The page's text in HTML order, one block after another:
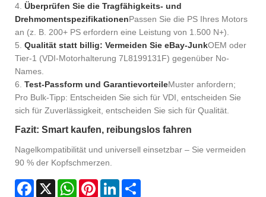
4. Überprüfen Sie die Tragfähigkeits- und
DrehmomentspezifikationenPassen Sie die PS Ihres Motors
an (z. B. 200+ PS erfordern eine Leistung von 1.500 N+).
5. Qualität statt billig: Vermeiden Sie eBay-JunkOEM oder
Tier-1 (VDI-Motorhalterung 7L8199131F) gegenüber No-
Names.
6. Test-Passform und GarantievorteileMuster anfordern;
Pro Bulk-Tipp: Entscheiden Sie sich für VDI, entscheiden Sie
sich für Zuverlässigkeit, entscheiden Sie sich für Qualität.
Fazit: Smart kaufen, reibungslos fahren
Nagelkompatibilität und universell einsetzbar – Sie vermeiden
90 % der Kopfschmerzen.
Facebook
X WhatsAppPinterestLinkedIn